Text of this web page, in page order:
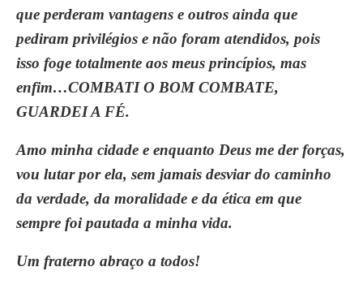
que perderam vantagens e outros ainda que
pediram privilégios e não foram atendidos, pois
isso foge totalmente aos meus princípios, mas
enfim…COMBATI O BOM COMBATE,
GUARDEI A FÉ.
Amo minha cidade e enquanto Deus me der forças,
vou lutar por ela, sem jamais desviar do caminho
da verdade, da moralidade e da ética em que
sempre foi pautada a minha vida.
Um fraterno abraço a todos!